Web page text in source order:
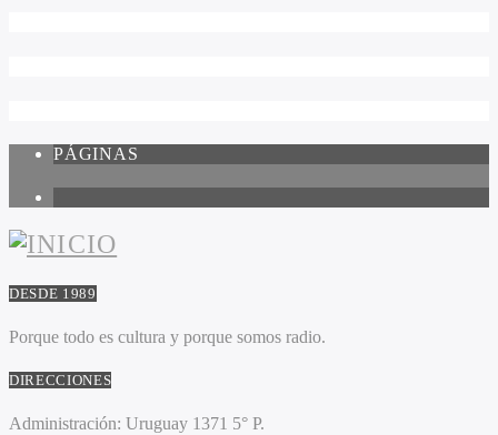
PÁGINAS
DESDE 1989
Porque todo es cultura y porque somos radio.
DIRECCIONES
Administración: Uruguay 1371 5° P.